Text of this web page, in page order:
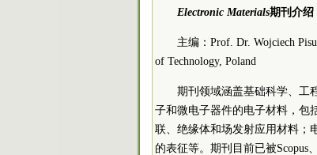
Electronic Materials期刊介绍
主编：Prof. Dr. Wojciech
of Technology, Poland
期刊领域涵盖基础科学、工
子和微电子器件的电子材料，包
联、绝缘体和场发射应用材料；
的表征等。期刊目前已被Scopus